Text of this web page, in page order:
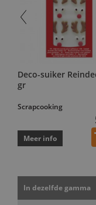
Deco-suiker
gr
Scrapcooking
Meer info
In dezelfde gamma